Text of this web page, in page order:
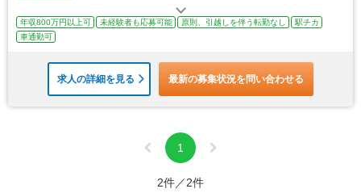
年収800万円以上可 未経験者も応募可能 原則、引越しを伴う転勤なし
駅チカ
車通勤可
求人の詳細を見る 最新の募集状況を問い合わせる
1
2件／2件